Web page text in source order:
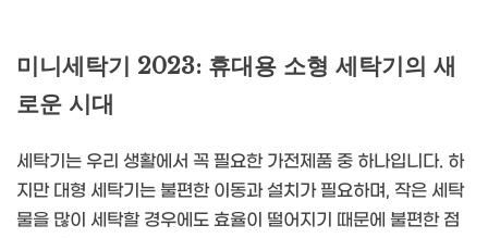
미니세탁기 2023: 휴대용 소형 세탁기의 새
로운 시대
세탁기는 우리 생활에서 꼭 필요한 가전제품 중 하나입니다. 하
지만 대형 세탁기는 불편한 이동과 설치가 필요하며, 작은 세탁
물을 많이 세탁할 경우에도 효율이 떨어지기 때문에 불편한 점